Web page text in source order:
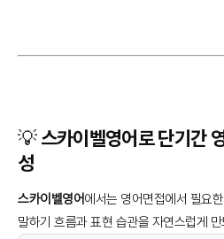
💡 스카이벨영어로 단기간
성
스카이벨영어에서는 영어면접에서 필요한
말하기 흐름과 표현 습관을 자연스럽게